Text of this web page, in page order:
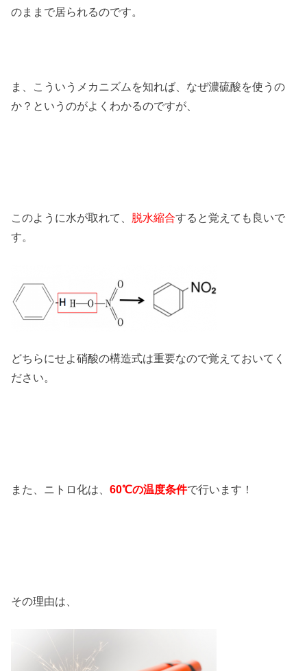
のままで居られるのです。
ま、こういうメカニズムを知れば、なぜ濃硫酸を使うの
か？というのがよくわかるのですが、
このように水が取れて、 脱水縮合すると覚えても良いで
す。
どちらにせよ硝酸の構造式は重要なので覚えておいてく
ださい。
また、ニトロ化は、60℃の温度条件で行います！
その理由は、